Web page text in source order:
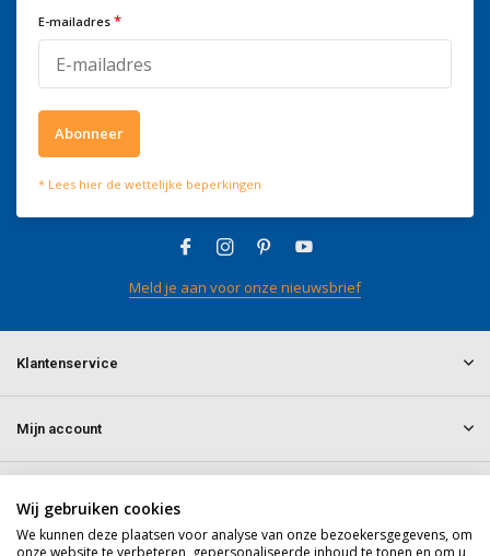
Meld je aan voor onze nieuwsbrief
Klantenservice
Mijn account
E-mailadres *
Abonneer
* Lees hier de wettelijke beperkingen
Wij gebruiken cookies
We kunnen deze plaatsen voor analyse van onze bezoekersgegevens, om
onze website te verbeteren, gepersonaliseerde inhoud te tonen en om u